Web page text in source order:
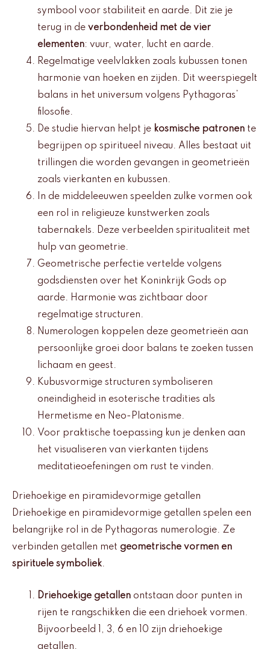
symbool voor stabiliteit en aarde. Dit zie je
terug in de verbondenheid met de vier
elementen: vuur, water, lucht en aarde.
Regelmatige veelvlakken zoals kubussen tonen
harmonie van hoeken en zijden. Dit weerspiegelt
balans in het universum volgens Pythagoras’
filosofie.
De studie hiervan helpt je kosmische patronen te
begrijpen op spiritueel niveau. Alles bestaat uit
trillingen die worden gevangen in geometrieën
zoals vierkanten en kubussen.
In de middeleeuwen speelden zulke vormen ook
een rol in religieuze kunstwerken zoals
tabernakels. Deze verbeelden spiritualiteit met
hulp van geometrie.
Geometrische perfectie vertelde volgens
godsdiensten over het Koninkrijk Gods op
aarde. Harmonie was zichtbaar door
regelmatige structuren.
Numerologen koppelen deze geometrieën aan
persoonlijke groei door balans te zoeken tussen
lichaam en geest.
Kubusvormige structuren symboliseren
oneindigheid in esoterische tradities als
Hermetisme en Neo-Platonisme.
Voor praktische toepassing kun je denken aan
het visualiseren van vierkanten tijdens
meditatieoefeningen om rust te vinden.
Driehoekige en piramidevormige getallen
Driehoekige en piramidevormige getallen spelen een
belangrijke rol in de Pythagoras numerologie. Ze
verbinden getallen met geometrische vormen en
spirituele symboliek.
Driehoekige getallen ontstaan door punten in
rijen te rangschikken die een driehoek vormen.
Bijvoorbeeld 1, 3, 6 en 10 zijn driehoekige
getallen.